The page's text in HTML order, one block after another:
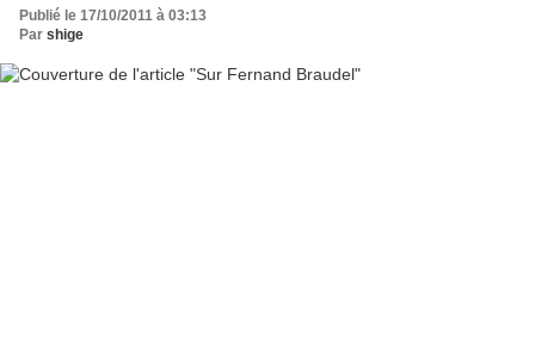
Publié le 17/10/2011 à 03:13
Par shige